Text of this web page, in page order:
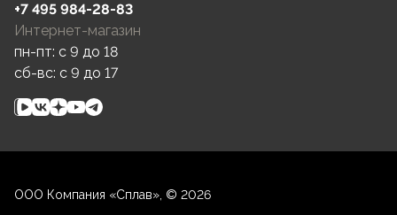
+7 495 984-28-83
Интернет-магазин
пн-пт: c 9 до 18
сб-вс: c 9 до 17
ООО Компания «Сплав», © 2026